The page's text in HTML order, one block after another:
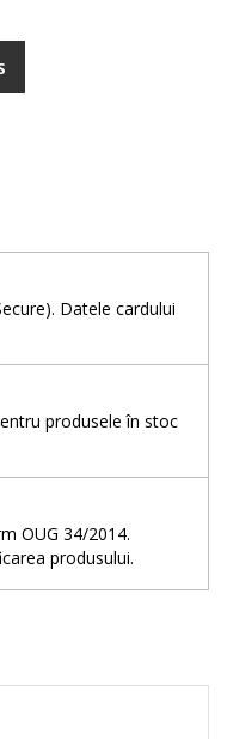
Datele cardului
produsele în stoc
OUG 34/2014.
produsului.